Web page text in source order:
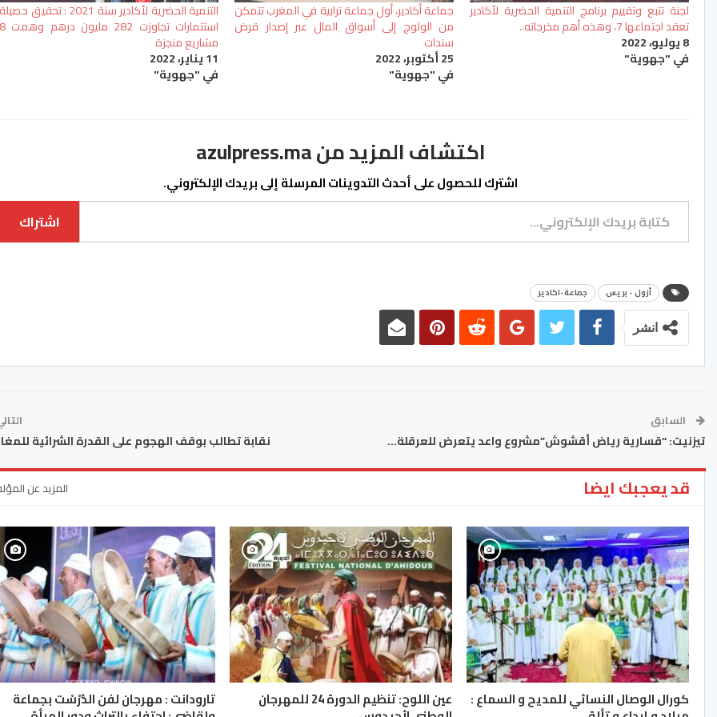
لجنة تتبع وتقييم برنامج التنمية الحضرية لأكادير
تعقد اجتماعها 7، وهذه أهم مخرجاته..
8 يوليو، 2022
في "جهوية"
جماعة أكادير، أول جماعة ترابية في المغرب تتمكن
من الولوج إلى أسواق المال عبر إصدار قرض
سندات
25 أكتوبر، 2022
في "جهوية"
التنمية الحضرية لأكادير سنة 2021 : تحقيق حصيلة
استثمارات تجاوزت 282 مليون درهم وهمت 8
مشاريع منجزة
11 يناير، 2022
في "جهوية"
اكتشاف المزيد من azulpress.ma
اشترك للحصول على أحدث التدوينات المرسلة إلى بريدك الإلكتروني.
كتابة بريدك الإلكتروني...
اشتراك
أزول - بريس جماعة-اكادير
انشر
السابق
تيزنيت: “قسارية رياض أقشوش”مشروع واعد يتعرض للعرقلة… نقابة تطالب بوقف الهجوم على القدرة الشرائية
قد يعجبك ايضا المزيد عن
كورال الوصال النسائي للمديح و السماع : عين اللوح: تنظيم الدورة 24 للمهرجان تارودانت : مهرجان لفن الدُّرْسْت بجماعة